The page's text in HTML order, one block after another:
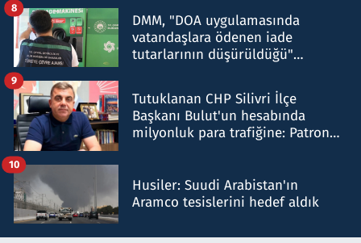
DMM, "DOA uygulamasında
vatandaşlara ödenen iade
tutarlarının düşürüldüğü"
8
Tutuklanan CHP Silivri İlçe
Başkanı Bulut'un hesabında
milyonluk para trafiğine: Patron
9
Husiler: Suudi Arabistan'ın
Aramco tesislerini hedef aldık
10